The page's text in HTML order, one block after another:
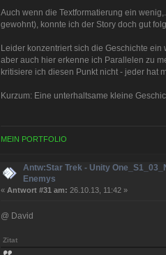
Auch wenn die Textformatierung ein
gewohnt), konnte ich der Story doch gut
Leider konzentriert sich die Geschichte
aber auch hier erkenne ich Parallelen zu
kritisiere ich diesen Punkt nicht - jeder hat
Kurzum: Eine unterhaltsame kleine
MEIN PORTFOLIO
Antw:Star Trek - Unity
Enemys
« Antwort #31 am: 26.10.13, 11:42 »
@ David
Zitat